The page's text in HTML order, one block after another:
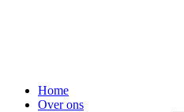
Home
Over ons